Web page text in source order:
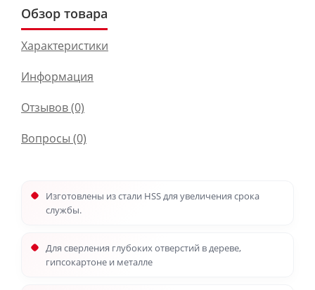
Обзор товара
Характеристики
Информация
Отзывов (0)
Вопросы (0)
Изготовлены из стали HSS для увеличения срока
службы.
Для сверления глубоких отверстий в дереве,
гипсокартоне и металле